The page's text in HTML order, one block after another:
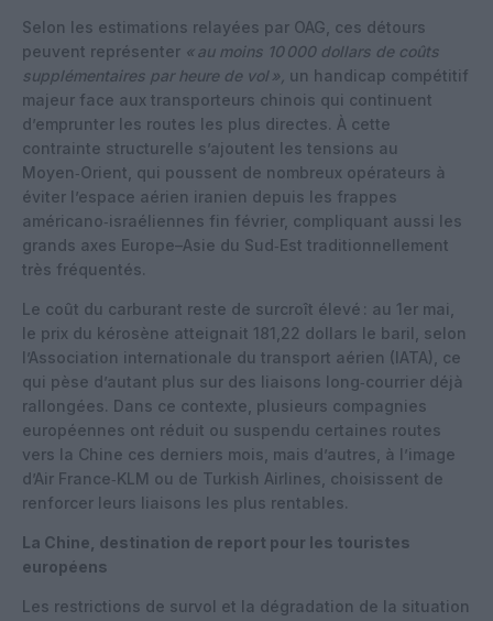
Selon les estimations relayées par OAG, ces détours
peuvent représenter «au moins 10000 dollars de coûts
supplémentaires par heure de vol», un handicap compétitif
majeur face aux transporteurs chinois qui continuent
d’emprunter les routes les plus directes. À cette
contrainte structurelle s’ajoutent les tensions au
Moyen‑Orient, qui poussent de nombreux opérateurs à
éviter l’espace aérien iranien depuis les frappes
américano‑israéliennes fin février, compliquant aussi les
grands axes Europe–Asie du Sud‑Est traditionnellement
très fréquentés.
Le coût du carburant reste de surcroît élevé : au 1er mai,
le prix du kérosène atteignait 181,22 dollars le baril, selon
l’Association internationale du transport aérien (IATA), ce
qui pèse d’autant plus sur des liaisons long‑courrier déjà
rallongées. Dans ce contexte, plusieurs compagnies
européennes ont réduit ou suspendu certaines routes
vers la Chine ces derniers mois, mais d’autres, à l’image
d’Air France‑KLM ou de Turkish Airlines, choisissent de
renforcer leurs liaisons les plus rentables.
La Chine, destination de report pour les touristes
européens
Les restrictions de survol et la dégradation de la situation